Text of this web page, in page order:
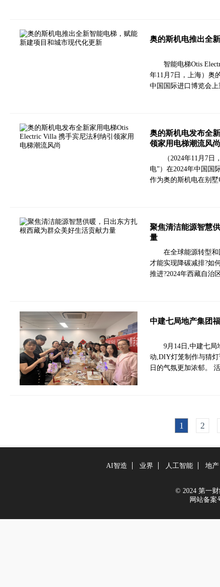
奥的斯机电推出全
智能电梯Otis
年11月7日，上海）奥
中国国际进口博览会
奥的斯机电发布全
领家用电梯潮流风尚
（2024年11月7
电”）在2024年中国国
作为奥的斯机电在别
聚焦清洁能源智慧
量
在全球能源转型
才能实现降碳减排?如
推进?2024年西藏自
中建七局地产集团
9月14日,中建七局
动,DIY灯笼制作与猜
日的气氛更加浓郁。
1 2
AI智造 业界 人工智能 地产
© 2024 第一财
网站备案